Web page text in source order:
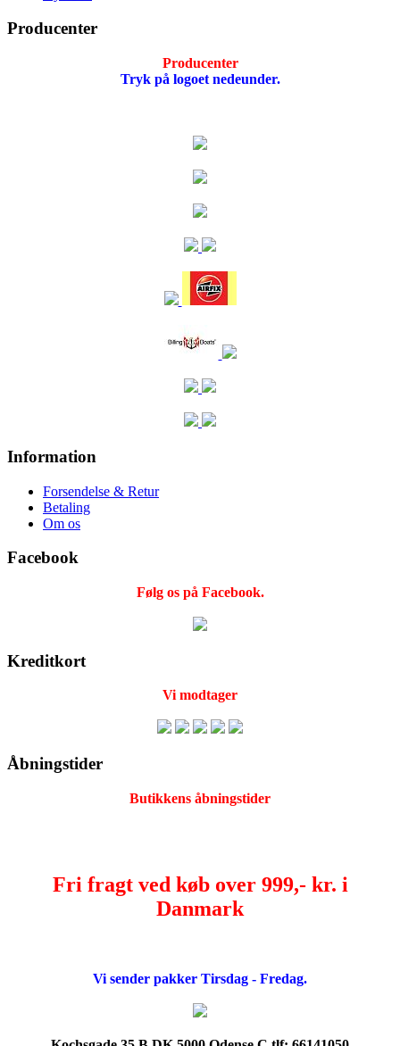
Producenter
Producenter
Tryk på logoet nedeunder.
Information
Forsendelse & Retur
Betaling
Om os
Facebook
Følg os på Facebook.
Kreditkort
Vi modtager
Åbningstider
Butikkens åbningstider
Fri fragt ved køb over 999,- kr. i
Danmark
Vi sender pakker Tirsdag - Fredag.